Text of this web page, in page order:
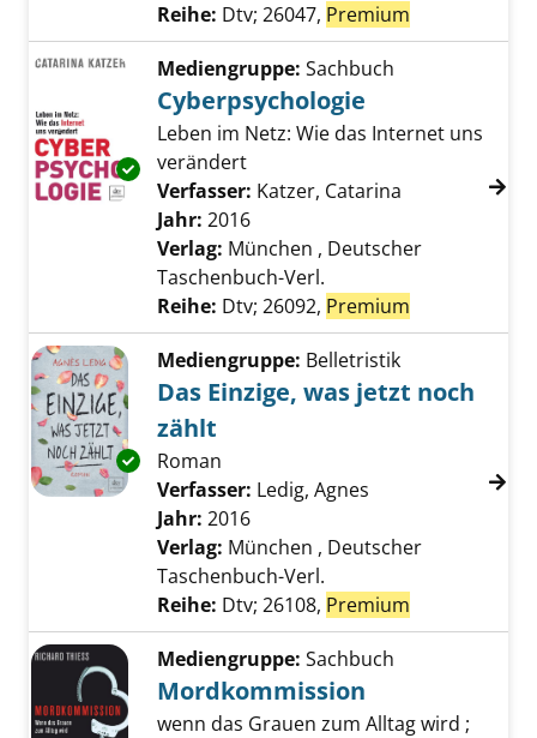
Reihe: Dtv; 26047, Premium
Exemplar-Details von Cyberpsychologie
Mediengruppe: Sachbuch
Cyberpsychologie
Leben im Netz: Wie das Internet uns
verändert
Verfasser: Katzer, Catarina Suche nach
Jahr: 2016
Verlag: München , Deutscher
Taschenbuch-Verl.
Reihe: Dtv; 26092, Premium
Exemplar-Details von Das Einzige, was jetzt
Mediengruppe: Belletristik
Das Einzige, was jetzt noch
zählt
Roman
Verfasser: Ledig, Agnes Suche nach
Jahr: 2016
Verlag: München , Deutscher
Taschenbuch-Verl.
Reihe: Dtv; 26108, Premium
Mediengruppe: Sachbuch
Mordkommission
wenn das Grauen zum Alltag wird ;